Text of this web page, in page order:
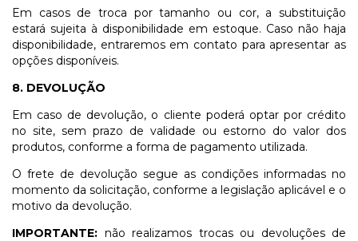
Em casos de troca por tamanho ou cor, a substituição
estará sujeita à disponibilidade em estoque. Caso não haja
disponibilidade, entraremos em contato para apresentar as
opções disponíveis.
8. DEVOLUÇÃO
Em caso de devolução, o cliente poderá optar por crédito
no site, sem prazo de validade ou estorno do valor dos
produtos, conforme a forma de pagamento utilizada.
O frete de devolução segue as condições informadas no
momento da solicitação, conforme a legislação aplicável e o
motivo da devolução.
IMPORTANTE: não realizamos trocas ou devoluções de